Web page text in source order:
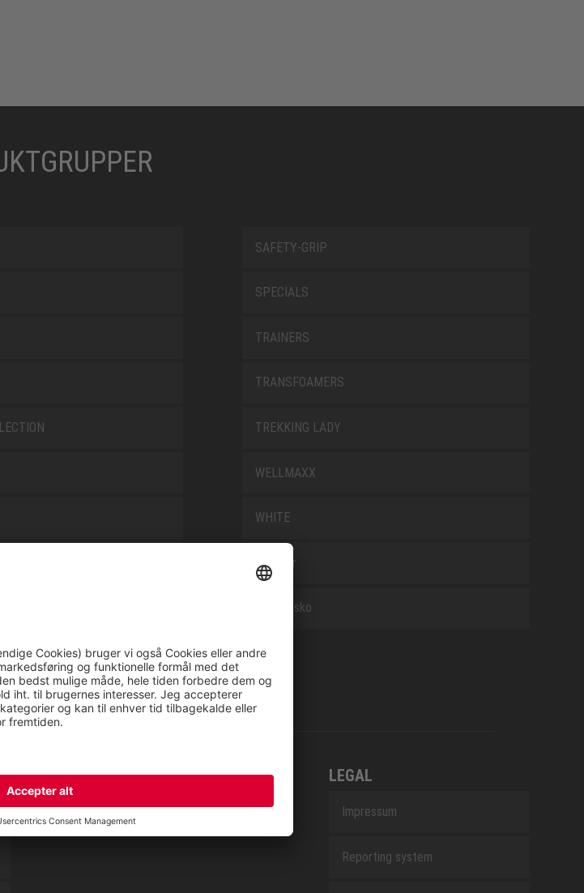
SAFETY-GRIP
SPECIALS
TRAINERS
TRANSFOAMERS
TREKKING LADY
WELLMAXX
WHITE
Tilbehør
Arbejdssko
OM OS
CSR report
LEGAL
Impressum
Reporting system